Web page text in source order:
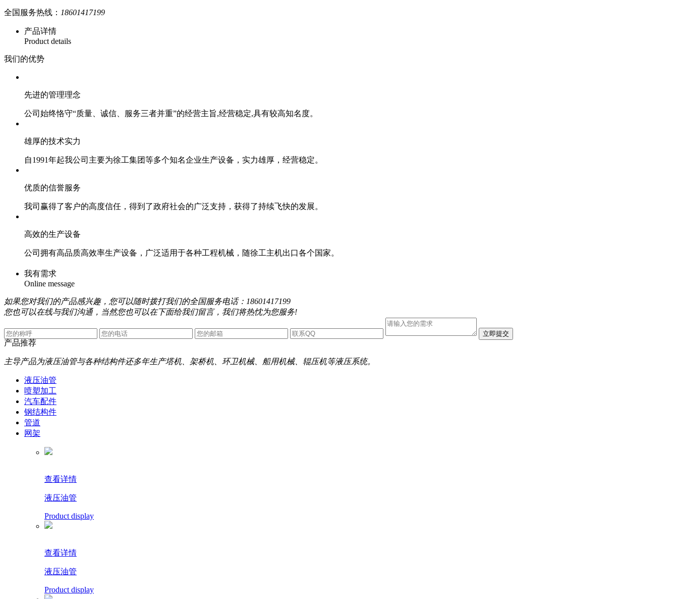
全国服务热线： 18601417199
产品详情
Product details
我们的优势
先进的管理理念
公司始终恪守“质量、诚信、服务三者并重”的经营主旨,经营稳定,具有较高知名度。
雄厚的技术实力
自1991年起我公司主要为徐工集团等多个知名企业生产设备，实力雄厚，经营稳定。
优质的信誉服务
我司赢得了客户的高度信任，得到了政府社会的广泛支持，获得了持续飞快的发展。
高效的生产设备
公司拥有高品质高效率生产设备，广泛适用于各种工程机械，随徐工主机出口各个国家。
我有需求
Online message
如果您对我们的产品感兴趣，您可以随时拨打我们的全国服务电话： 18601417199
您也可以在线与我们沟通，当然您也可以在下面给我们留言，我们将热忱为您服务!
产品推荐
主导产品为液压油管与各种结构件还多年生产塔机、架桥机、环卫机械、船用机械、辊压机等液压系统。
液压油管
喷塑加工
汽车配件
钢结构件
管道
网架
查看详情
液压油管
Product display
查看详情
液压油管
Product display